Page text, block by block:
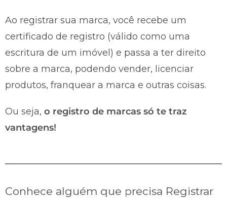
Ao registrar sua marca, você recebe um
certificado de registro (válido como uma
escritura de um imóvel) e passa a ter direito
sobre a marca, podendo vender, licenciar
produtos, franquear a marca e outras coisas.
Ou seja, o registro de marcas só te traz
vantagens!
Conhece alguém que precisa Registrar